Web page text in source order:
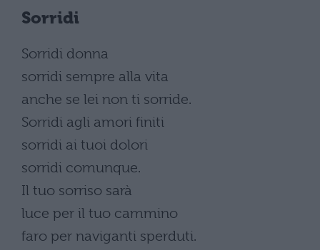
Sorridi
Sorridi donna
sorridi sempre alla vita
anche se lei non ti sorride.
Sorridi agli amori finiti
sorridi ai tuoi dolori
sorridi comunque.
Il tuo sorriso sarà
luce per il tuo cammino
faro per naviganti sperduti.